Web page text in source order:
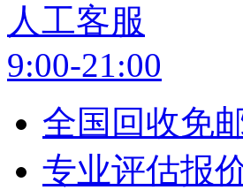
人工客服
9:00-21:00
全国回收免
专业评估报